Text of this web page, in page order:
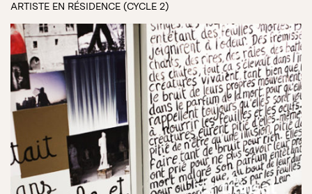
ARTISTE EN RÉSIDENCE (CYCLE 2)